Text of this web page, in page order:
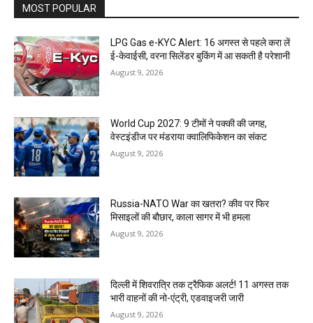
MOST POPULAR
LPG Gas e-KYC Alert: 16 अगस्त से पहले करा लें
ई-केवाईसी, वरना सिलेंडर बुकिंग में आ सकती है परेशानी
August 9, 2026
World Cup 2027: 9 टीमों ने पक्की की जगह,
वेस्टइंडीज पर मंडराया क्वालिफिकेशन का संकट
August 9, 2026
Russia-NATO War का खतरा? कीव पर फिर
मिसाइलों की बौछार, काला सागर में भी हमला
August 9, 2026
दिल्ली में शिवरात्रि तक ट्रैफिक अलर्ट! 11 अगस्त तक
भारी वाहनों की नो-एंट्री, एडवाइजरी जारी
August 9, 2026